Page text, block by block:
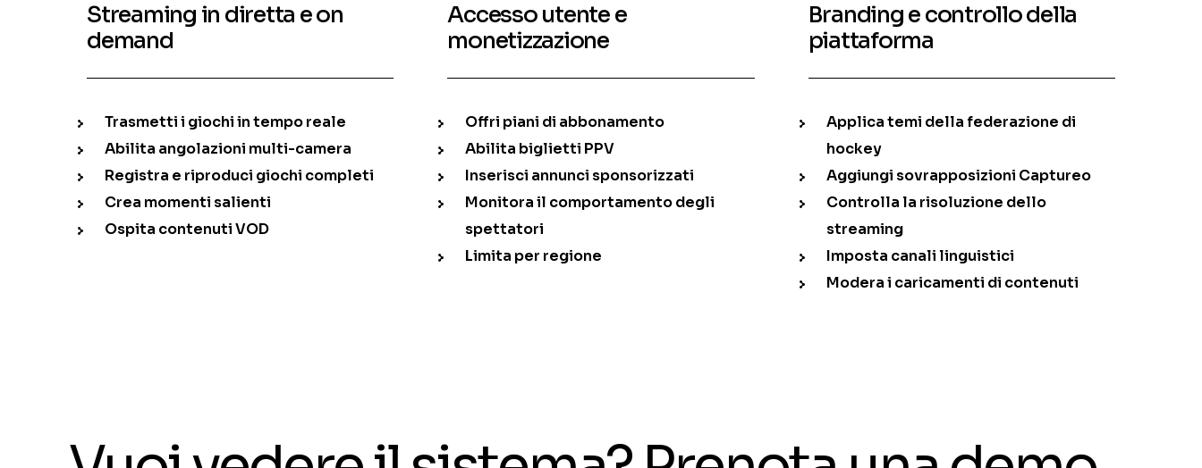
Streaming in diretta e on
demand
Trasmetti i giochi in tempo reale
Abilita angolazioni multi-camera
Registra e riproduci giochi completi
Crea momenti salienti
Ospita contenuti VOD
Accesso utente e
monetizzazione
Offri piani di abbonamento
Abilita biglietti PPV
Inserisci annunci sponsorizzati
Monitora il comportamento degli
spettatori
Limita per regione
Branding e controllo della
piattaforma
Applica temi della federazione di
hockey
Aggiungi sovrapposizioni Captureo
Controlla la risoluzione dello
streaming
Imposta canali linguistici
Modera i caricamenti di contenuti